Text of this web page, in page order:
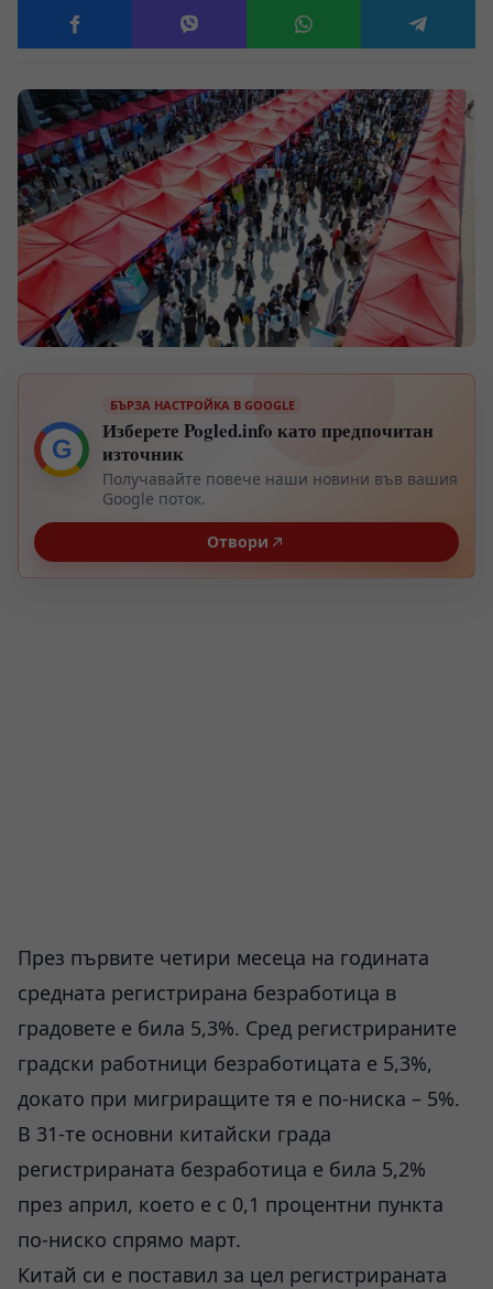
G
БЪРЗА НАСТРОЙКА В GOOGLE
Изберете Pogled.info като предпочитан
източник
Получавайте повече наши новини във вашия
Google поток.
Отвори
През първите четири месеца на годината
средната регистрирана безработица в
градовете е била 5,3%. Сред регистрираните
градски работници безработицата е 5,3%,
докато при мигриращите тя е по-ниска – 5%.
В 31-те основни китайски града
регистрираната безработица е била 5,2%
през април, което е с 0,1 процентни пункта
по-ниско спрямо март.
Китай си е поставил за цел регистрираната